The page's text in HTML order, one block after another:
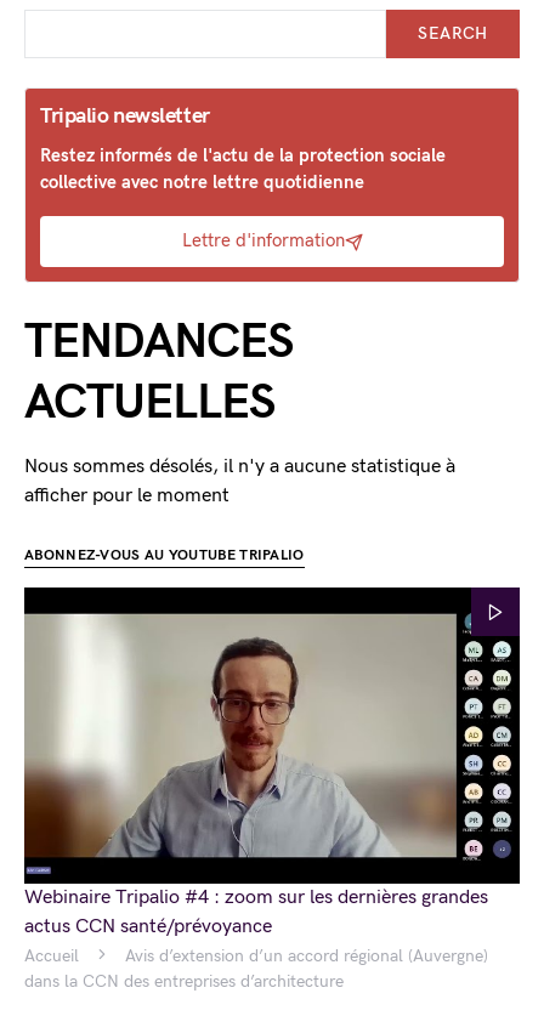
Accueil
Avis d’extension d’un accord régional (Auvergne)
dans la CCN des entreprises d’architecture
SEARCH
Tripalio newsletter
Restez informés de l'actu de la protection sociale
collective avec notre lettre quotidienne
Lettre d'information
TENDANCES
ACTUELLES
Nous sommes désolés, il n'y a aucune statistique à
afficher pour le moment
ABONNEZ-VOUS AU YOUTUBE TRIPALIO
Webinaire Tripalio #4 : zoom sur les dernières grandes
actus CCN santé/prévoyance